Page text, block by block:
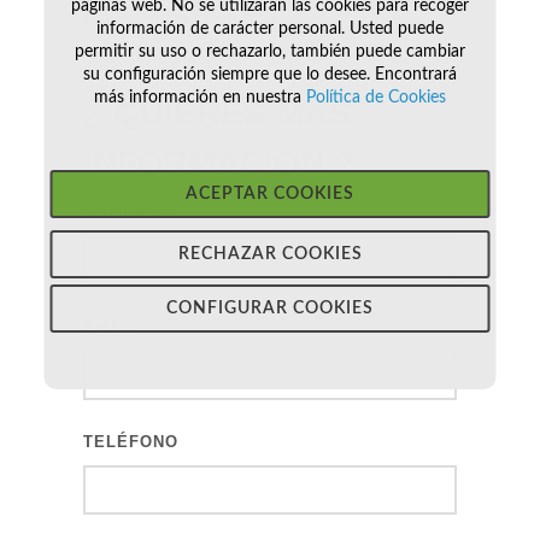
cualquier transferencia.
¿ QUIERES MÁS
INFORMACIÓN?
NOMBRE*
EMAIL*
TELÉFONO
páginas web. No se utilizarán las cookies para recoger
información de carácter personal. Usted puede
permitir su uso o rechazarlo, también puede cambiar
su configuración siempre que lo desee. Encontrará
más información en nuestra Política de Cookies
ACEPTAR COOKIES
RECHAZAR COOKIES
CONFIGURAR COOKIES